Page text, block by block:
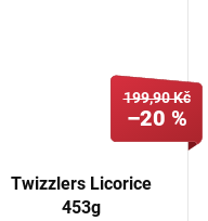
199,90 Kč
–20 %
Twizzlers Licorice
453g